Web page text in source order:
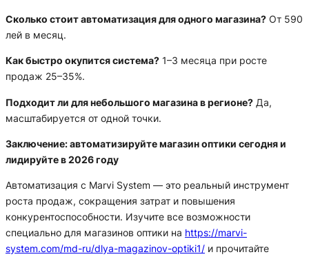
Сколько стоит автоматизация для одного магазина? От 590
лей в месяц.
Как быстро окупится система? 1–3 месяца при росте
продаж 25–35%.
Подходит ли для небольшого магазина в регионе? Да,
масштабируется от одной точки.
Заключение: автоматизируйте магазин оптики сегодня и
лидируйте в 2026 году
Автоматизация с Marvi System — это реальный инструмент
роста продаж, сокращения затрат и повышения
конкурентоспособности. Изучите все возможности
специально для магазинов оптики на https://marvi-
system.com/md-ru/dlya-magazinov-optiki1/ и прочитайте